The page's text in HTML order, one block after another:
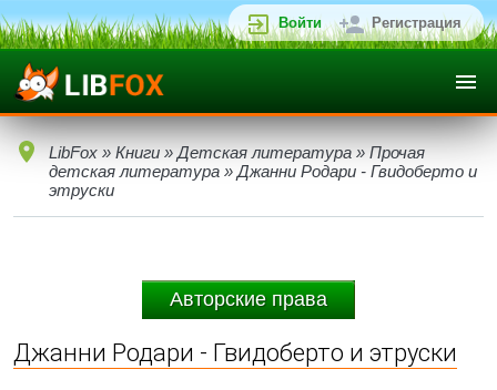
Войти Регистрация
LibFox » Книги » Детская литература » Прочая
детская литература » Джанни Родари - Гвидоберто и
этруски
Авторские права
Джанни Родари - Гвидоберто и этруски